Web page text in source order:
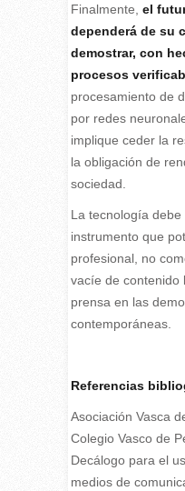
Finalmente, el
dependerá de su
demostrar, con
procesos
procesamiento de
por redes
implique ceder la
la obligación de
sociedad.
La tecnología
instrumento que
profesional, no
vacíe de contenido
prensa en las
contemporáneas.
Referencias
Asociación Vasca
Colegio Vasco de
Decálogo para el
medios de